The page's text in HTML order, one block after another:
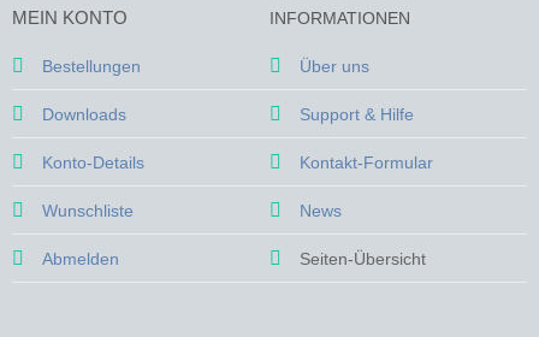
MEIN KONTO
Bestellungen
Downloads
Konto-Details
Wunschliste
Abmelden
INFORMATIONEN
Über uns
Support & Hilfe
Kontakt-Formular
News
Seiten-Übersicht